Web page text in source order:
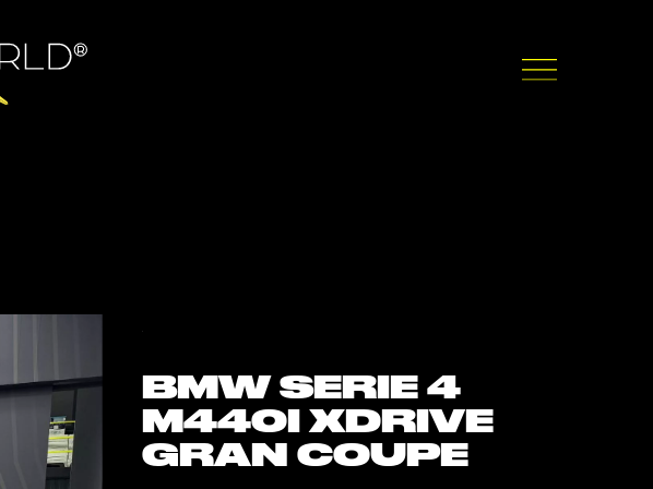
BMW SERIE 4
M440I XDRIVE
GRAN COUPE